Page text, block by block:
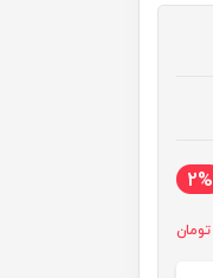
2%
تومان